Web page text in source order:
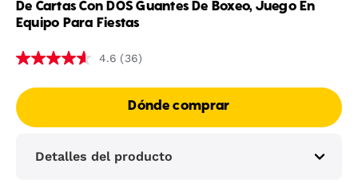
De Cartas Con DOS Guantes De Boxeo, Juego En
Equipo Para Fiestas
4.6 (36)
Dónde comprar
Detalles del producto